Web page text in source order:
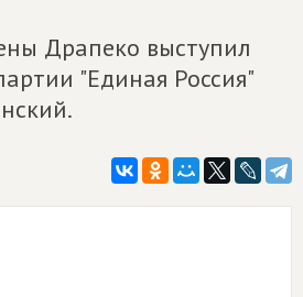
Драпеко выступил
"Единая Россия"